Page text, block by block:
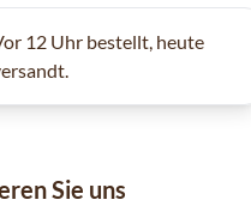
12 Uhr bestellt, heute
Sie uns